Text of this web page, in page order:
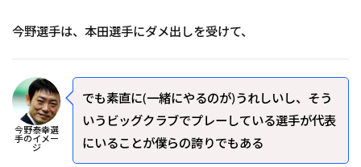
今野選手は、本田選手にダメ出しを受けて、
今野泰幸選
手のイメー
ジ
でも素直に(一緒にやるのが)うれしいし、そう
いうビッグクラブでプレーしている選手が代表
にいることが僕らの誇りでもある